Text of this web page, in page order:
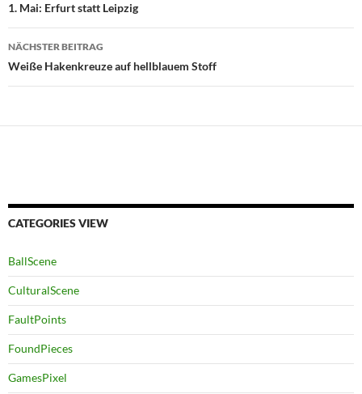
1. Mai: Erfurt statt Leipzig
NÄCHSTER BEITRAG
Weiße Hakenkreuze auf hellblauem Stoff
CATEGORIES VIEW
BallScene
CulturalScene
FaultPoints
FoundPieces
GamesPixel